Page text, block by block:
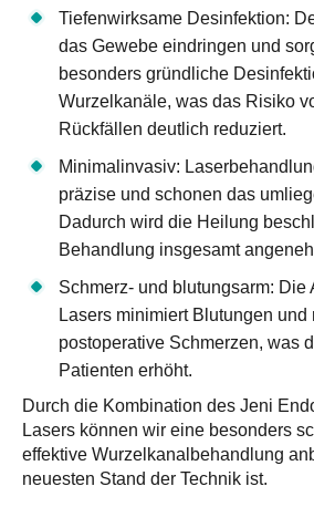
Tiefenwirksame Desinfektion:
das Gewebe eindringen und
besonders gründliche
Wurzelkanäle, was das Risiko
Rückfällen deutlich reduziert.
Minimalinvasiv:
präzise und schonen das
Dadurch wird die Heilung
Behandlung insgesamt
Schmerz- und blutungsarm: Die
Lasers minimiert Blutungen und
postoperative Schmerzen, was
Patienten erhöht.
Durch die Kombination des Jeni
Lasers können wir eine besonders
effektive Wurzelkanal­behandlung
neuesten Stand der Technik ist.